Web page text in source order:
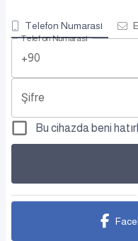
Telefon Numarası
Telefon Numarası
+90
Şifre
Bu cihazda beni